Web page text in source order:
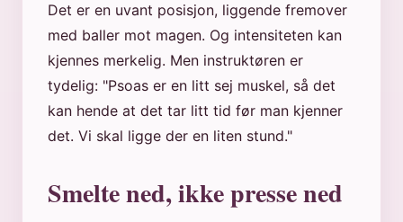
Det er en uvant posisjon, liggende fremover
med baller mot magen. Og intensiteten kan
kjennes merkelig. Men instruktøren er
tydelig: "Psoas er en litt sej muskel, så det
kan hende at det tar litt tid før man kjenner
det. Vi skal ligge der en liten stund."
Smelte ned, ikke presse ned